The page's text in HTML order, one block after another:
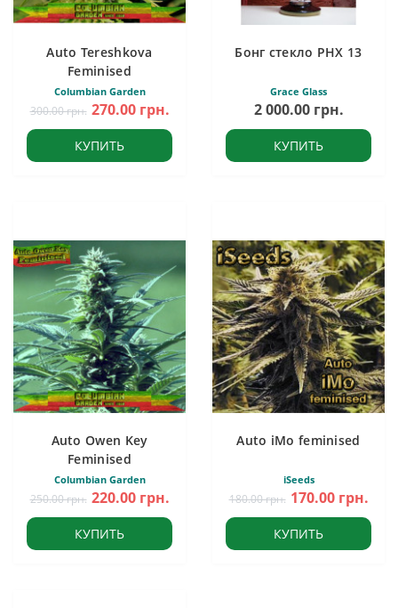
Auto Tereshkova
Feminised
Columbian Garden
300.00 грн. 270.00 грн.
КУПИТЬ
Бонг стекло PHX 13
Grace Glass
2 000.00 грн.
КУПИТЬ
Auto Owen Key
Feminised
Columbian Garden
250.00 грн. 220.00 грн.
КУПИТЬ
Auto iMo feminised
iSeeds
180.00 грн. 170.00 грн.
КУПИТЬ